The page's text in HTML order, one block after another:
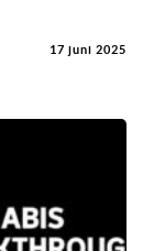
17 juni 2025